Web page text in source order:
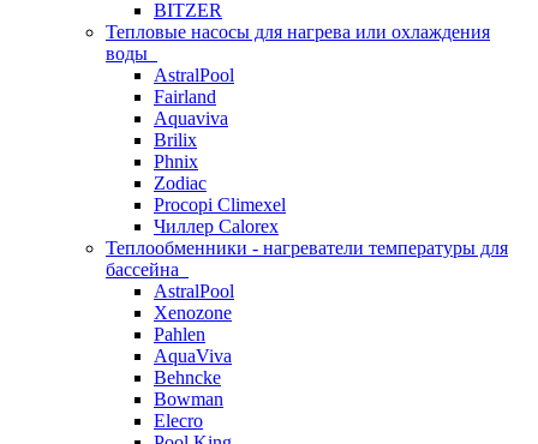
BITZER
Тепловые насосы для нагрева или охлаждения
воды
AstralPool
Fairland
Aquaviva
Brilix
Phnix
Zodiac
Procopi Climexel
Чиллер Calorex
Теплообменники - нагреватели температуры для
бассейна
AstralPool
Xenozone
Pahlen
AquaViva
Behncke
Bowman
Elecro